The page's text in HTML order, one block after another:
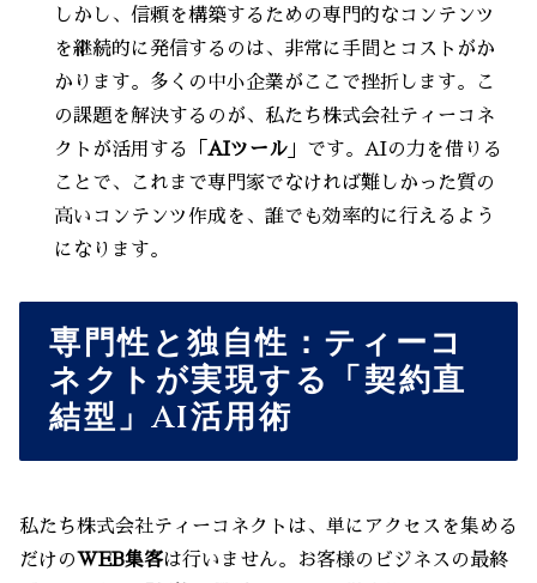
しかし、信頼を構築するための専門的なコンテンツ
を継続的に発信するのは、非常に手間とコストがか
かります。多くの中小企業がここで挫折します。こ
の課題を解決するのが、私たち株式会社ティーコネ
クトが活用する「AIツール 」です。AIの力を借りる
ことで、これまで専門家でなければ難しかった質の
高いコンテンツ作成を、誰でも効率的に行えるよう
になります。
専門性と独自性：ティーコ
ネクトが実現する「契約直
結型」AI活用術
私たち株式会社ティーコネクトは、単にアクセスを集める
だけの WEB集客は行いません。お客様のビジネスの最終